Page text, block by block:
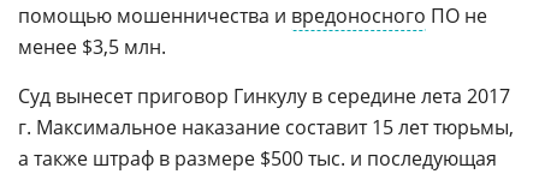
помощью мошенничества и вредоносного ПО не
менее $3,5 млн.
Суд вынесет приговор Гинкулу в середине лета 2017
г. Максимальное наказание составит 15 лет тюрьмы,
а также штраф в размере $500 тыс. и последующая